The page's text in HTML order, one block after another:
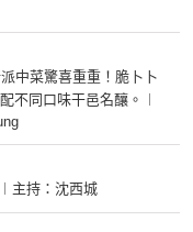
中菜驚喜重重！脆卜卜
不同口味干邑名釀。︱
主持：沈西城